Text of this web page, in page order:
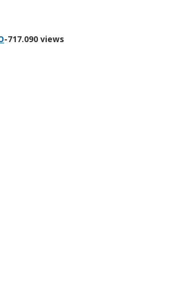
-717.090 views